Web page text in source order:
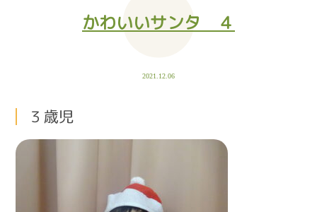
かわいいサンタ ４
2021.12.06
３歳児